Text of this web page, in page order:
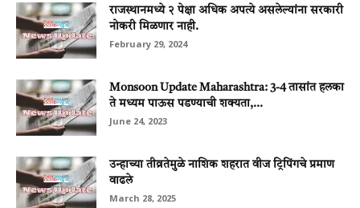
राजस्थानमध्ये २ पेक्षा अधिक अपत्ये असलेल्यांना सरकारी
नोकरी मिळणार नाही.
February 29, 2024
Monsoon Update Maharashtra: 3-4 तासांत हलका
ते मध्यम पाऊस पडण्याची शक्यता,...
June 24, 2023
उन्हाच्या तीव्रतेमुळे नाशिक शहरात वीज ट्रिपिंगचे प्रमाण
वाढले
March 28, 2025